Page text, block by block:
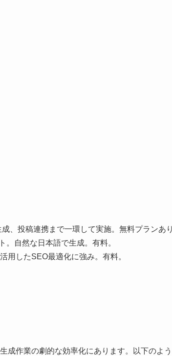
、投稿連携まで一環して実施。無料プランあり
。自然な日本語で生成。有料。
用したSEO最適化に強み。有料。
成作業の劇的な効率化にあります。以下のよ